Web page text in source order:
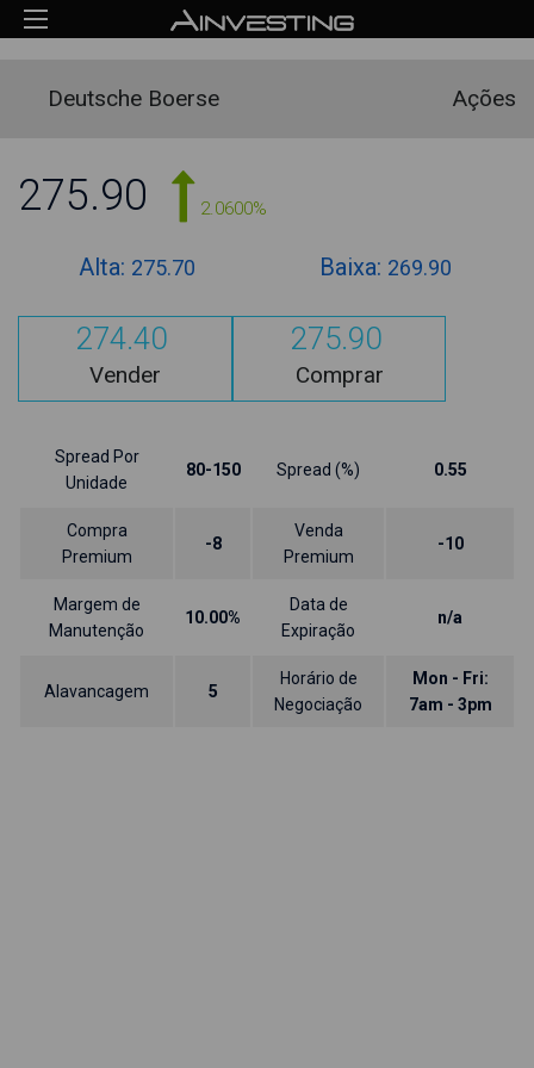
Deutsche Boerse Ações
275.90 2.0600%
Alta: 275.70 Baixa: 269.90
274.40
Vender
275.90
Comprar
Spread Por
Unidade
80-150 Spread (%) 0.55
Compra
Premium
-8
Venda
Premium
-10
Margem de
Manutenção
10.00%
Data de
Expiração
n/a
Alavancagem 5
Horário de
Negociação
Mon - Fri:
7am - 3pm